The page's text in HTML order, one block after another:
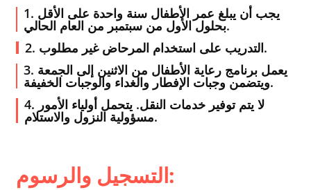
1. يجب أن يبلغ عمر الأطفال سنة واحدة على الأقل
بحلول الأول من سبتمبر من العام الحالي.
2. التدريب على استخدام المرحاض غير مطلوب.
3. يعمل برنامج رعاية الأطفال من الاثنين إلى الجمعة
ويتضمن وجبات الإفطار والغداء والوجبات الخفيفة.
4. لا يتم توفير خدمات النقل. يتحمل أولياء الأمور
مسؤولية النزول والاستلام.
التسجيل والرسوم: